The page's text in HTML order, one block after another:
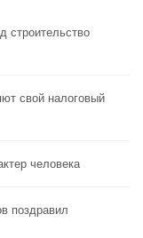
строительство
свой налоговый
человека
поздравил